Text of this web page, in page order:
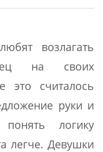
возлагать
на своих
это считалось
руки и
логику
легче. Девушки